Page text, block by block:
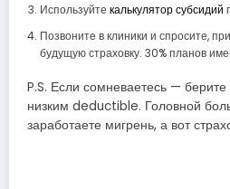
Используйте калькулятор субсидий
Позвоните в клиники и спросите,
будущую страховку. 30% планов
P.S. Если сомневаетесь —
низким deductible. Головной
заработаете мигрень, а вот